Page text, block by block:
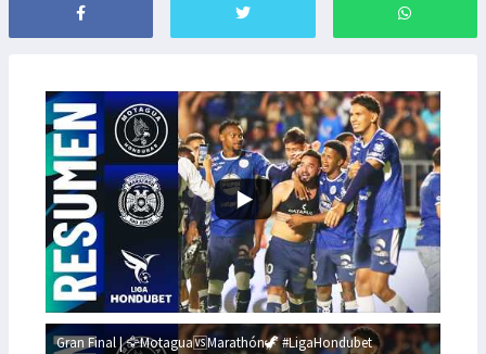
Gran Final | 🦅Motagua🆚Marathón🦖 #LigaHondubet